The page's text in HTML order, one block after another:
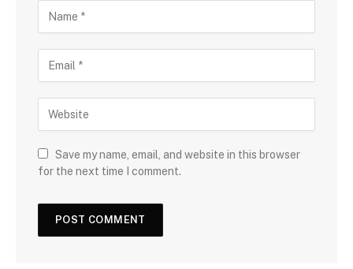
Save my name, email, and website in this browser
for the next time I comment.